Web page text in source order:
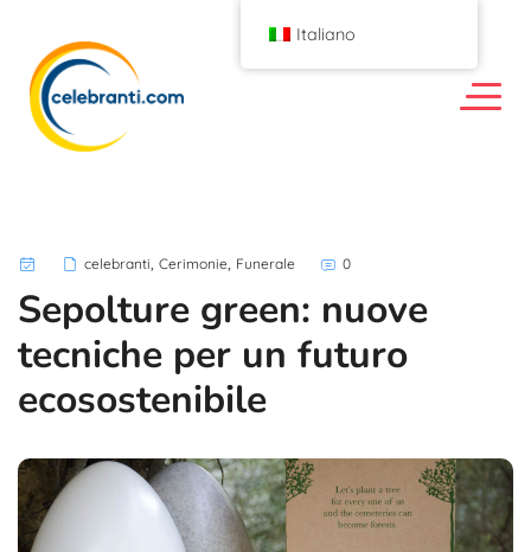
celebranti, Cerimonie, Funerale 0
Sepolture green: nuove
tecniche per un futuro
ecosostenibile
Italiano